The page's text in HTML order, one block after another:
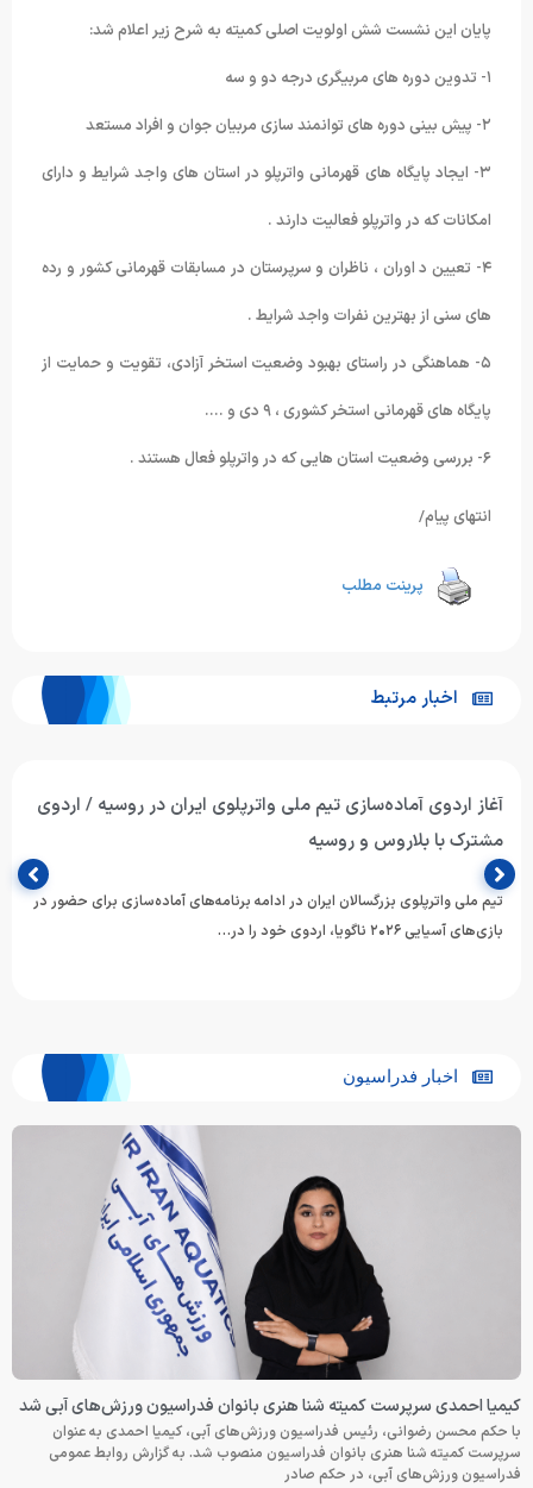
پایان این نشست شش اولویت اصلی کمیته به شرح زیر اعلام شد:
۲- پیش بینی دوره های توانمند سازی مربیان جوان و افراد مستعد
۳- ایجاد پایگاه های قهرمانی واترپلو در استان های واجد شرایط و دارای
امکانات که در واترپلو فعالیت دارند .
۴- تعیین د اوران ، ناظران و سرپرستان در مسابقات قهرمانی کشور و رده
های سنی از بهترین نفرات واجد شرایط .
۵- هماهنگی در راستای بهبود وضعیت استخر آزادی، تقویت و حمایت از
پایگاه های قهرمانی استخر کشوری ، ۹ دی و ….
۶- بررسی وضعیت استان هایی که در واترپلو فعال هستند .
انتهای پیام/
پرینت مطلب
اخبار مرتبط
آغاز اردوی آماده‌سازی تیم ملی واترپلوی ایران در روسیه / اردوی
مشترک با بلاروس و روسیه
تیم ملی واترپلوی بزرگسالان ایران در ادامه برنامه‌های آماده‌سازی برای حضور در
بازی‌های آسیایی ۲۰۲۶ ناگویا، اردوی خود را در…
اخبار فدراسیون
کیمیا احمدی سرپرست کمیته شنا هنری بانوان فدراسیون ورزش‌های آبی شد
با حکم محسن رضوانی، رئیس فدراسیون ورزش‌های آبی، کیمیا احمدی به عنوان
سرپرست کمیته شنا هنری بانوان فدراسیون منصوب شد. به گزارش روابط عمومی
فدراسیون ورزش‌های آبی، در حکم صادر